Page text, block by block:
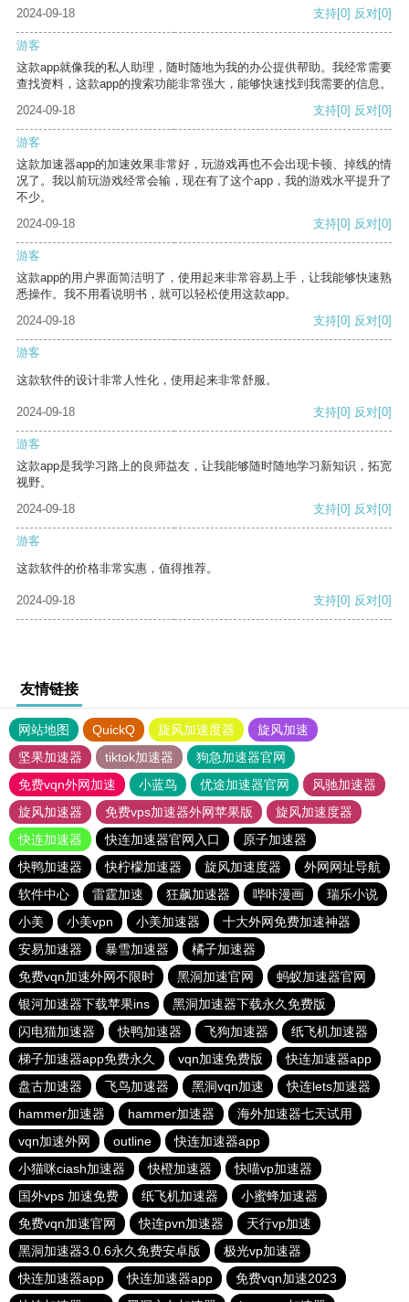
2024-09-18
支持[0] 反对[0]
游客
这款app就像我的私人助理，随时随地为我的办公提供帮助。我经常需要
查找资料，这款app的搜索功能非常强大，能够快速找到我需要的信息。
2024-09-18
支持[0] 反对[0]
游客
这款加速器app的加速效果非常好，玩游戏再也不会出现卡顿、掉线的情
况了。我以前玩游戏经常会输，现在有了这个app，我的游戏水平提升了
不少。
2024-09-18
支持[0] 反对[0]
游客
这款app的用户界面简洁明了，使用起来非常容易上手，让我能够快速熟
悉操作。我不用看说明书，就可以轻松使用这款app。
2024-09-18
支持[0] 反对[0]
游客
这款软件的设计非常人性化，使用起来非常舒服。
2024-09-18 支持[0] 反对[0]
游客
这款app是我学习路上的良师益友，让我能够随时随地学习新知识，拓宽
视野。
2024-09-18
支持[0] 反对[0]
游客
这款软件的价格非常实惠，值得推荐。
2024-09-18 支持[0] 反对[0]
友情链接
网站地图 QuickQ 旋风加速度器
旋风加速
坚果加速器
tiktok加速器
狗急加速器官网
免费vqn外网加速
小蓝鸟 优途加速器官网
风驰加速器
旋风加速器
免费vps加速器外网苹果版
旋风加速度器
快连加速器
快连加速器官网入口
原子加速器
快鸭加速器
快柠檬加速器 旋风加速度器
外网网址导航
软件中心
雷霆加速 狂飙加速器 哔咔漫画
瑞乐小说
小美
小美vpn 小美加速器
十大外网免费加速神器
安易加速器
暴雪加速器
橘子加速器
免费vqn加速外网不限时
黑洞加速官网
蚂蚁加速器官网
银河加速器下载苹果ins
黑洞加速器下载永久免费版
闪电猫加速器
快鸭加速器 飞狗加速器
纸飞机加速器
梯子加速器app免费永久
vqn加速免费版
快连加速器app
盘古加速器
飞鸟加速器 黑洞vqn加速
快连lets加速器
hammer加速器
hammer加速器
海外加速器七天试用
vqn加速外网
outline
快连加速器app
小猫咪ciash加速器
快橙加速器
快喵vp加速器
国外vps 加速免费
纸飞机加速器
小蜜蜂加速器
免费vqn加速官网
快连pvn加速器
天行vp加速
黑洞加速器3.0.6永久免费安卓版
极光vp加速器
快连加速器app
快连加速器app
免费vqn加速2023